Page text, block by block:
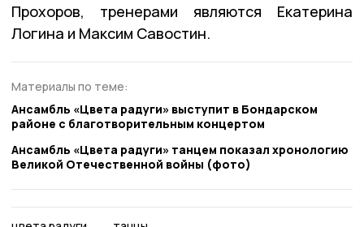
Прохоров, тренерами являются Екатерина
Логина и Максим Савостин.
Материалы по теме:
Ансамбль «Цвета радуги» выступит в Бондарском
районе с благотворительным концертом
Ансамбль «Цвета радуги» танцем показал хронологию
Великой Отечественной войны (фото)